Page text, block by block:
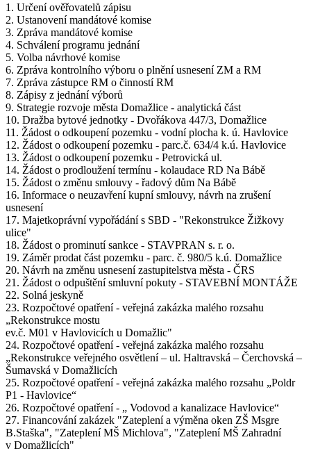
1. Určení ověřovatelů zápisu
2. Ustanovení mandátové komise
3. Zpráva mandátové komise
4. Schválení programu jednání
5. Volba návrhové komise
6. Zpráva kontrolního výboru o plnění usnesení ZM a RM
7. Zpráva zástupce RM o činností RM
8. Zápisy z jednání výborů
9. Strategie rozvoje města Domažlice - analytická část
10. Dražba bytové jednotky - Dvořákova 447/3, Domažlice
11. Žádost o odkoupení pozemku - vodní plocha k. ú. Havlovice
12. Žádost o odkoupení pozemku - parc.č. 634/4 k.ú. Havlovice
13. Žádost o odkoupení pozemku - Petrovická ul.
14. Žádost o prodloužení termínu - kolaudace RD Na Bábě
15. Žádost o změnu smlouvy - řadový dům Na Bábě
16. Informace o neuzavření kupní smlouvy, návrh na zrušení
usnesení
17. Majetkoprávní vypořádání s SBD - "Rekonstrukce Žižkovy
ulice"
18. Žádost o prominutí sankce - STAVPRAN s. r. o.
19. Záměr prodat část pozemku - parc. č. 980/5 k.ú. Domažlice
20. Návrh na změnu usnesení zastupitelstva města - ČRS
21. Žádost o odpuštění smluvní pokuty - STAVEBNÍ MONTÁŽE
22. Solná jeskyně
23. Rozpočtové opatření - veřejná zakázka malého rozsahu
„Rekonstrukce mostu
ev.č. M01 v Havlovicích u Domažlic"
24. Rozpočtové opatření - veřejná zakázka malého rozsahu
„Rekonstrukce veřejného osvětlení – ul. Haltravská – Čerchovská –
Šumavská v Domažlicích
25. Rozpočtové opatření - veřejná zakázka malého rozsahu „Poldr
P1 - Havlovice“
26. Rozpočtové opatření - „ Vodovod a kanalizace Havlovice“
27. Financování zakázek "Zateplení a výměna oken ZŠ Msgre
B.Staška", "Zateplení MŠ Michlova", "Zateplení MŠ Zahradní
v Domažlicích"